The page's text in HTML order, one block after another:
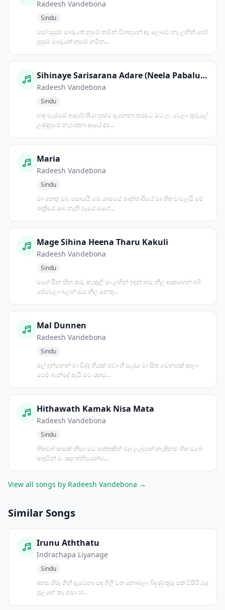
Radeesh Vandebona
Sindu
සෝ සුසුම් මාරුතේ නුඹේ නමින් විහඟුනේ ඈ ලොවේ නෑ ලඟින් සෝ
සුසුම් මාරුතේ නුඹේ නමින...
Sihinaye Sarisarana Adare (Neela Pabalu Theme Song)
Radeesh Vandebona
Sindu
හාදු වැස්සේ ආදරේ තියා හුස්ම දැනෙනා තරමට මට ලං වෙලා තුරුලේ
උණුහුමේ නැවතුනා ආයේ (ස...
Maria
Radeesh Vandebona
Sindu
මා නෙතු ඔබ සොයයි මේ යාමයේ ශෘන්ගාරියේ මා හිත චංචලයි මේ
රාත්‍රියේ ඔබ නැති පැයේ මගේ...
Mage Sihina Heena Tharu Kakuli
Radeesh Vandebona
Sindu
මගේ සීන හීන තරු කැකුලි මා ළඟින් ඉඳන් තරු නීල ආකහෙන් එබී
පේවෙලා බලන් ඔය නීල නෙතූ...
Mal Dunnen
Radeesh Vandebona
Sindu
මල් දුන්නෙන් මා විද්ද හීයක් එවා හී සැරය මා සිත වෙනසක් කලා
පෙම් බැන්දේ ඇයි මට රහස...
Hithawath Kamak Nisa Mata
Radeesh Vandebona
Sindu
හිතවත් කමක් නිසා මට සත්තකින් එදා ලැබුනේ නැතිනම් හිත ඔබේ
සතුටින් මං සදා තනියෙන්ම...
View all songs by Radeesh Vandebona →
Similar Songs
Irunu Aththatu
Indrachapa Liyanage
Sindu
අහස හිරු ගිනි දැවෙනා සඳ ගිලී වත නොබලා බිඳුණු තුරු පත් විසිරී රුදු
සුලඟේ කෑ ගසා හ...